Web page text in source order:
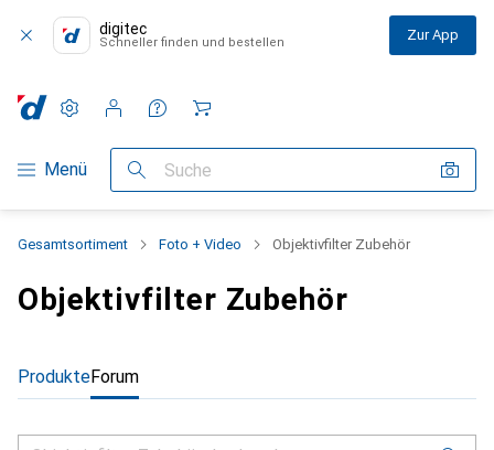
digitec
Schneller finden und bestellen Zur App
Navigation nach Kategorien
Menü Suche
Einstellungen
Kundenkonto
Vergleichslisten
Merklisten
Warenkorb
Gesamtsortiment Foto + Video Objektivfilter Zubehör
Objektivfilter Zubehör
ProdukteForum